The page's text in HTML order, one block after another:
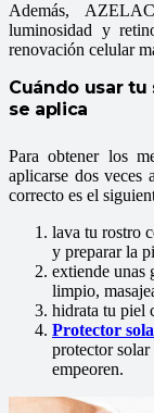
Además,
luminosidad y
renovación celular
Cuándo usar
se aplica
Para obtener los
aplicarse dos
correcto es el
lava tu rostro
y preparar la
extiende unas
limpio,
hidrata tu piel
Protector
protector solar
empeoren.